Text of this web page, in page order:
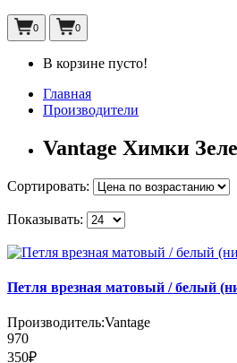
0 0
В корзине пусто!
Главная
Производители
Vantage Химки
Сортировать:
Показывать:
Петля врезная матовый / белый
Производитель:Vantage
970
350₽